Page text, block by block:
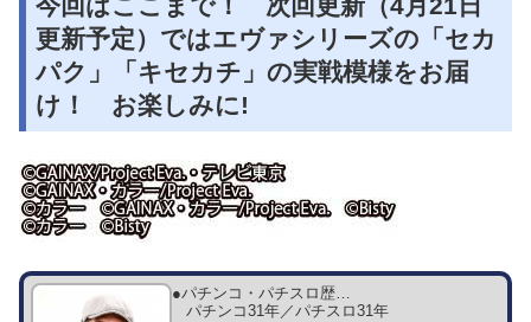
今回はここまで！ 次回更新（4月21日
更新予定）ではエヴァシリーズの「セカ
パク」「キセカチ」の実戦模様をお届
け！ お楽しみに!
●パチンコ・パチスロ歴…
パチンコ31年／パチスロ31年